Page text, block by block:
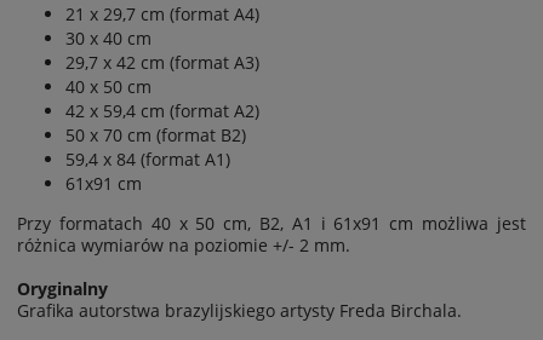
21 x 29,7 cm (format A4)
30 x 40 cm
29,7 x 42 cm (format A3)
40 x 50 cm
42 x 59,4 cm (format A2)
50 x 70 cm (format B2)
59,4 x 84 (format A1)
61x91 cm
Przy formatach 40 x 50 cm, B2, A1 i 61x91 cm możliwa jest
różnica wymiarów na poziomie +/- 2 mm.
Oryginalny
Grafika autorstwa brazylijskiego artysty Freda Birchala.